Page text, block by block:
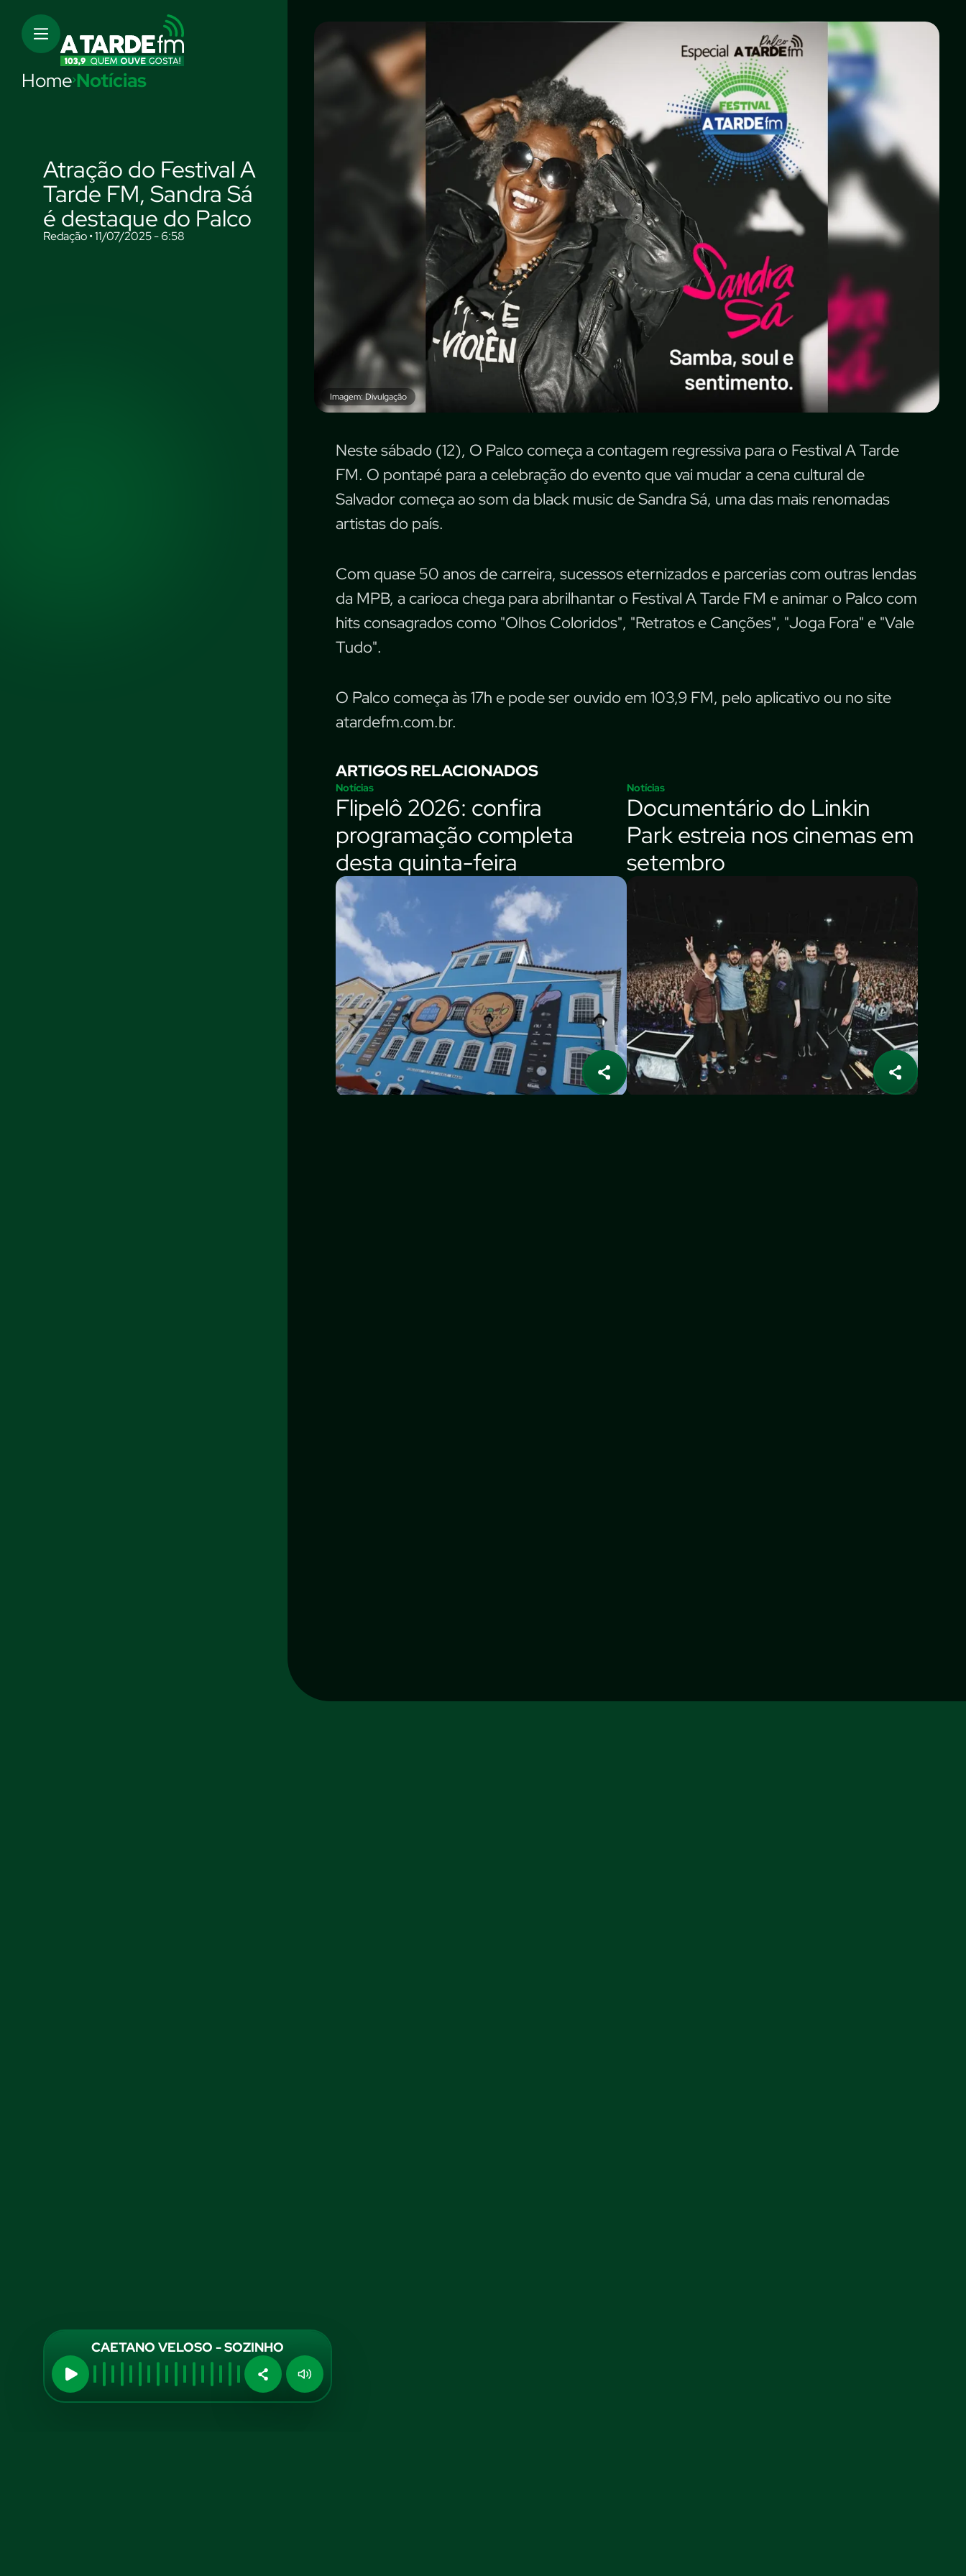
CAETANO VELOSO - SOZINHO
Home Notícias
Atração do Festival A
Tarde FM, Sandra Sá
é destaque do Palco
Redação • 11/07/2025 - 6:58
Imagem: Divulgação
Neste sábado (12), O Palco começa a contagem regressiva para o Festival A Tarde
FM. O pontapé para a celebração do evento que vai mudar a cena cultural de
Salvador começa ao som da black music de Sandra Sá, uma das mais renomadas
artistas do país.
Com quase 50 anos de carreira, sucessos eternizados e parcerias com outras lendas
da MPB, a carioca chega para abrilhantar o Festival A Tarde FM e animar o Palco com
hits consagrados como "Olhos Coloridos", "Retratos e Canções", "Joga Fora" e "Vale
Tudo".
O Palco começa às 17h e pode ser ouvido em 103,9 FM, pelo aplicativo ou no site
atardefm.com.br.
ARTIGOS RELACIONADOS
Notícias
Flipelô 2026: confira
programação completa
desta quinta-feira
Notícias
Documentário do Linkin
Park estreia nos cinemas em
setembro